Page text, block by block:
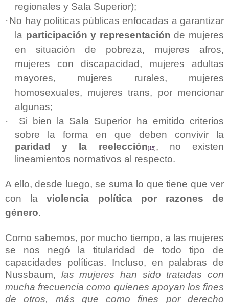
regionales y Sala Superior);
· No hay políticas públicas enfocadas a garantizar
la participación y representación de mujeres
en situación de pobreza, mujeres afros,
mujeres con discapacidad, mujeres adultas
mayores, mujeres rurales, mujeres
homosexuales, mujeres trans, por mencionar
algunas;
·
Si bien la Sala Superior ha emitido criterios
sobre la forma en que deben convivir la
paridad y la reelección [15] , no existen
lineamientos normativos al respecto.
A ello, desde luego, se suma lo que tiene que ver
con laviolencia política por razones de
género.
Como sabemos, por mucho tiempo, a las mujeres
se nos negó la titularidad de todo tipo de
capacidades políticas. Incluso, en palabras de
Nussbaum, las mujeres han sido tratadas con
mucha frecuencia como quienes apoyan los fines
de otros, más que como fines por derecho